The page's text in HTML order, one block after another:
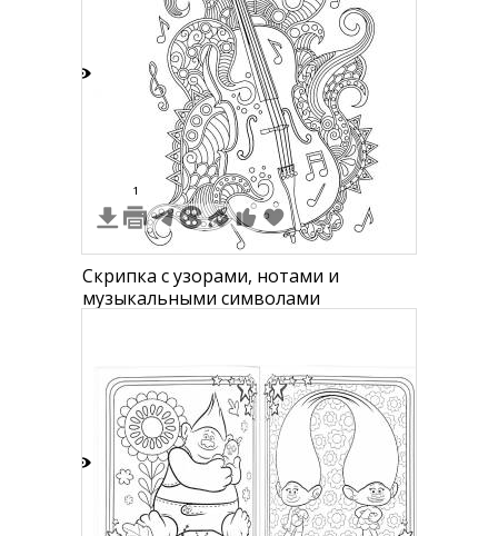
1
Скрипка с узорами, нотами и
музыкальными символами